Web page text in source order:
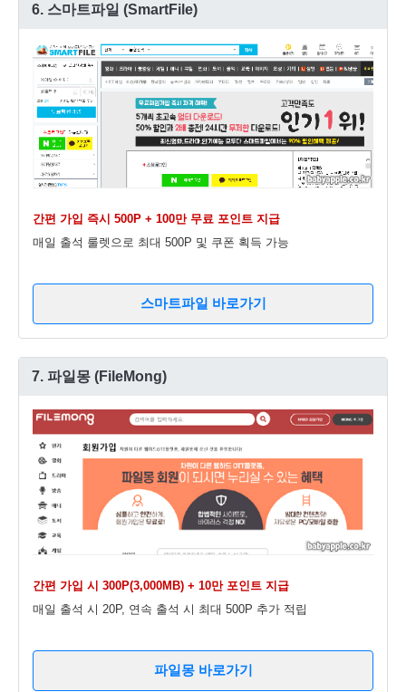
6. 스마트파일 (SmartFile)
간편 가입 즉시 500P + 100만 무료 포인트 지급
매일 출석 룰렛으로 최대 500P 및 쿠폰 획득 가능
스마트파일 바로가기
7. 파일몽 (FileMong)
간편 가입 시 300P(3,000MB) + 10만 포인트 지급
매일 출석 시 20P, 연속 출석 시 최대 500P 추가 적립
파일몽 바로가기